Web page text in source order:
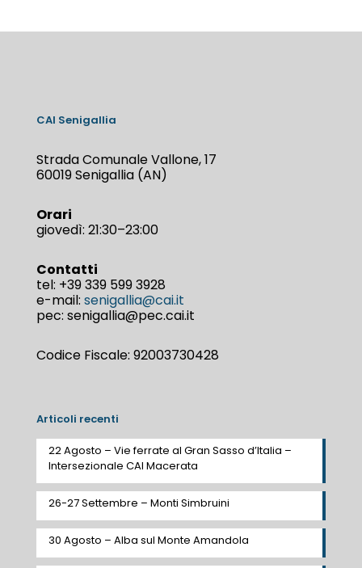
CAI Senigallia
Strada Comunale Vallone, 17
60019 Senigallia (AN)
Orari
giovedì: 21:30–23:00
Contatti
tel: +39 339 599 3928
e-mail: senigallia@cai.it
pec: senigallia@pec.cai.it
Codice Fiscale: 92003730428
Articoli recenti
22 Agosto – Vie ferrate al Gran Sasso d’Italia –
Intersezionale CAI Macerata
26-27 Settembre – Monti Simbruini
30 Agosto – Alba sul Monte Amandola